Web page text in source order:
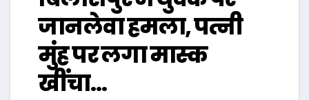
जानलेवा हमला, पत्नी
मुंह पर लगा मास्क
खींचा…